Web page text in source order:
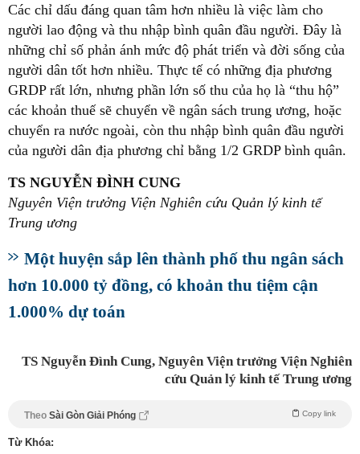
Các chỉ dấu đáng quan tâm hơn nhiều là việc làm cho
người lao động và thu nhập bình quân đầu người. Đây là
những chỉ số phản ánh mức độ phát triển và đời sống của
người dân tốt hơn nhiều. Thực tế có những địa phương
GRDP rất lớn, nhưng phần lớn số thu của họ là “thu hộ”
các khoản thuế sẽ chuyển về ngân sách trung ương, hoặc
chuyển ra nước ngoài, còn thu nhập bình quân đầu người
của người dân địa phương chỉ bằng 1/2 GRDP bình quân.
TS NGUYỄN ĐÌNH CUNG
Nguyên Viện trưởng Viện Nghiên cứu Quản lý kinh tế
Trung ương
Một huyện sắp lên thành phố thu ngân sách
hơn 10.000 tỷ đồng, có khoản thu tiệm cận
1.000% dự toán
TS Nguyễn Đình Cung, Nguyên Viện trưởng Viện Nghiên
cứu Quản lý kinh tế Trung ương
Theo Sài Gòn Giải Phóng Copy link
Từ Khóa: